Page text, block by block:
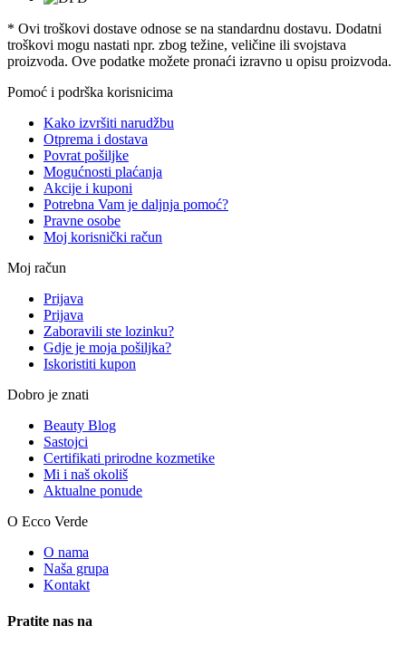
* Ovi troškovi dostave odnose se na standardnu ​​dostavu. Dodatni
troškovi mogu nastati npr. zbog težine, veličine ili svojstava
proizvoda. Ove podatke možete pronaći izravno u opisu proizvoda.
Pomoć i podrška korisnicima
Kako izvršiti narudžbu
Otprema i dostava
Povrat pošiljke
Mogućnosti plaćanja
Akcije i kuponi
Potrebna Vam je daljnja pomoć?
Pravne osobe
Moj korisnički račun
Moj račun
Prijava
Prijava
Zaboravili ste lozinku?
Gdje je moja pošiljka?
Iskoristiti kupon
Dobro je znati
Beauty Blog
Sastojci
Certifikati prirodne kozmetike
Mi i naš okoliš
Aktualne ponude
O Ecco Verde
O nama
Naša grupa
Kontakt
Pratite nas na